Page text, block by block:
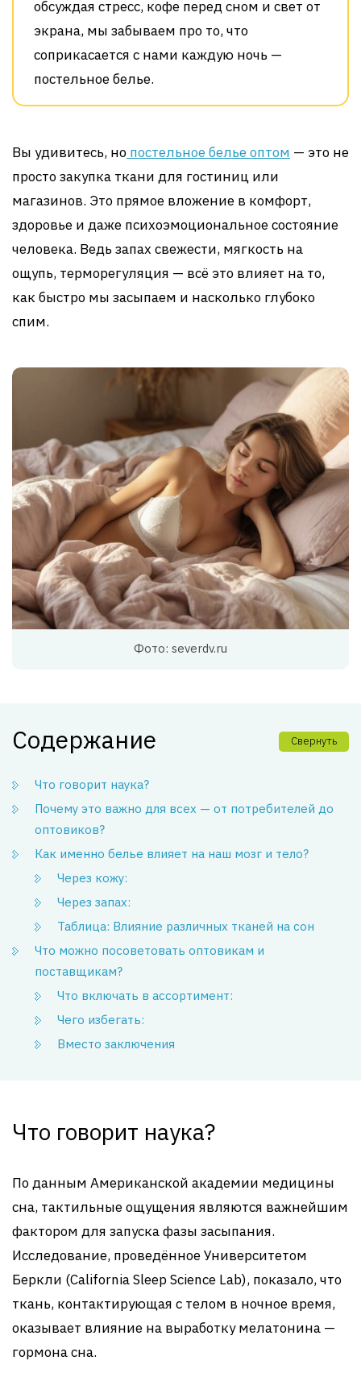
обсуждая стресс, кофе перед сном и свет от
экрана, мы забываем про то, что
соприкасается с нами каждую ночь —
постельное белье.
Вы удивитесь, но постельное белье оптом — это не
просто закупка ткани для гостиниц или
магазинов. Это прямое вложение в комфорт,
здоровье и даже психоэмоциональное состояние
человека. Ведь запах свежести, мягкость на
ощупь, терморегуляция — всё это влияет на то,
как быстро мы засыпаем и насколько глубоко
спим.
Фото: severdv.ru
Содержание Свернуть
Что говорит наука?
Почему это важно для всех — от потребителей до
оптовиков?
Как именно белье влияет на наш мозг и тело?
Через кожу:
Через запах:
Таблица: Влияние различных тканей на сон
Что можно посоветовать оптовикам и
поставщикам?
Что включать в ассортимент:
Чего избегать:
Вместо заключения
Что говорит наука?
По данным Американской академии медицины
сна, тактильные ощущения являются важнейшим
фактором для запуска фазы засыпания.
Исследование, проведённое Университетом
Беркли (California Sleep Science Lab), показало, что
ткань, контактирующая с телом в ночное время,
оказывает влияние на выработку мелатонина —
гормона сна.